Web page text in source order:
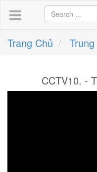
Trang Chủ
CCTV10. -